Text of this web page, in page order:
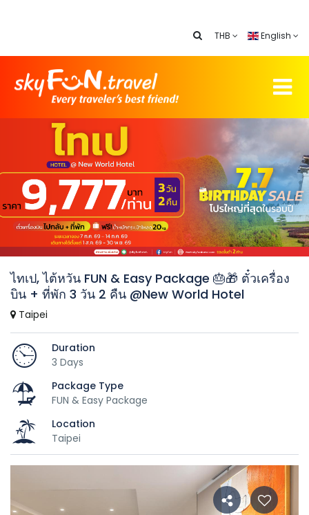
THB English
ไทเป, ไต้หวัน FUN & Easy Package 🎂🎁 ตั๋วเครื่อง
บิน + ที่พัก 3 วัน 2 คืน @New World Hotel
Taipei
Duration
3 Days
Package Type
FUN & Easy Package
Location
Taipei